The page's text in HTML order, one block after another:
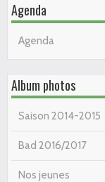
Agenda
Agenda
Album photos
Saison 2014-2015
Bad 2016/2017
Nos jeunes